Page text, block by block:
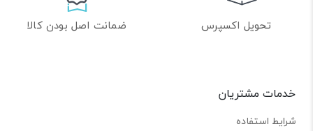
تحویل اکسپرس ضمانت اصل بودن کالا
خدمات مشتریان
شرایط استفاده